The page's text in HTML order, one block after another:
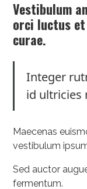
Vestibulum
orci luctus
curae.
Integer
id ultricies
Maecenas
vestibulum
Sed auctor
fermentum.